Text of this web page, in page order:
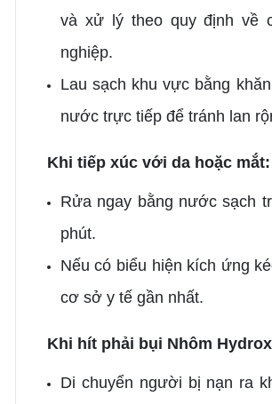
và xử lý theo quy định về
nghiệp.
Lau sạch khu vực bằng
nước trực tiếp để tránh lan
Khi tiếp xúc với da hoặc mắt:
Rửa ngay bằng nước sạch
phút.
Nếu có biểu hiện kích ứng
cơ sở y tế gần nhất.
Khi hít phải bụi Nhôm
Di chuyển người bị nạn ra